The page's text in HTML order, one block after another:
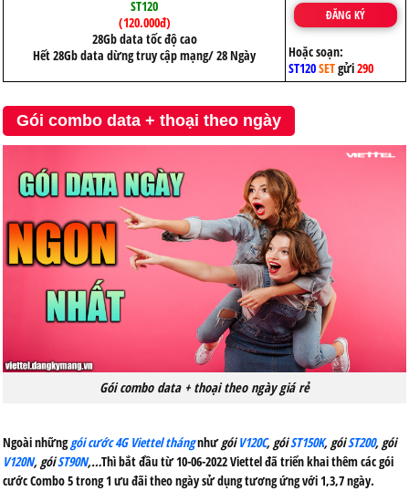
ST120
(120.000đ)
28Gb data tốc độ cao
Hết 28Gb data dừng truy cập mạng/ 28 Ngày
ĐĂNG KÝ
Hoặc soạn:
ST120SETgửi290
Gói combo data + thoại theo ngày
Gói combo data + thoại theo ngày giá rẻ
Ngoài nhữnggói cước 4G Viettel thángnhưgóiV120C, góiST150K, góiST200, gói
V120N, góiST90N,…Thì bắt đầu từ 10-06-2022 Viettel đã triển khai thêm các gói
cước Combo 5 trong 1 ưu đãi theo ngày sử dụng tương ứng với 1,3,7 ngày.